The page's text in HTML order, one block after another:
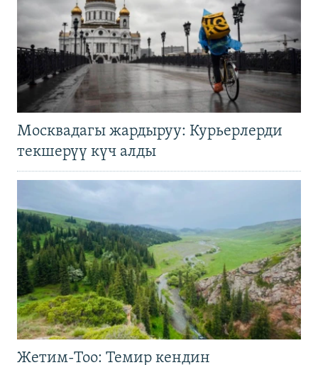
Москвадагы жардыруу: Курьерлерди
текшерүү күч алды
Жетим-Тоо: Темир кендин